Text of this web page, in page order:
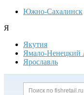
Южно-Сахалинск
Я
Якутия
Ямало-Ненецкий
Ярославль